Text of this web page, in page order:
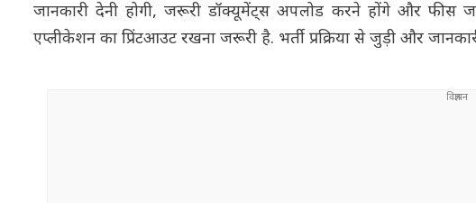
जानकारी देनी होगी, जरूरी डॉक्यूमेंट्स अपलोड करने होंगे और
एप्लीकेशन का प्रिंटआउट रखना जरूरी है. भर्ती प्रक्रिया से जुड़ी और